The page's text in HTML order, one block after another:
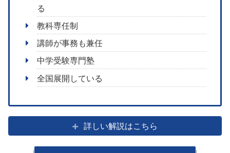
る
教科専任制
講師が事務も兼任
中学受験専門塾
全国展開している
詳しい解説はこちら